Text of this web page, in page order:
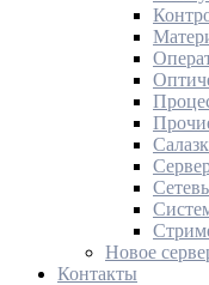
Новое
Контакты